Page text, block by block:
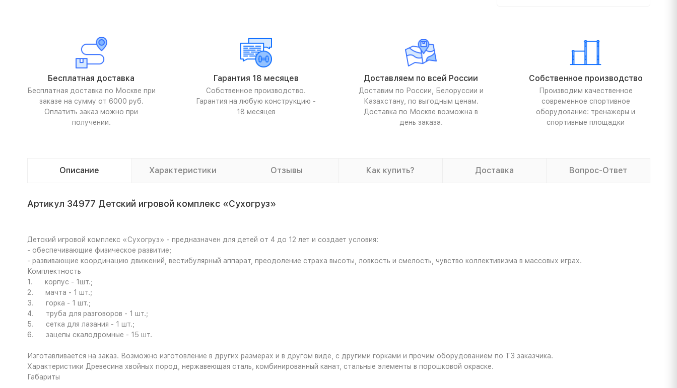
Бесплатная доставка
Бесплатная доставка по Москве при
заказе на сумму от 6000 руб.
Оплатить заказ можно при
получении.
Гарантия 18 месяцев
Собственное производство.
Гарантия на любую конструкцию -
18 месяцев
Доставляем по всей России
Доставим по России, Белоруссии и
Казахстану, по выгодным ценам.
Доставка по Москве возможна в
день заказа.
Собственное производство
Производим качественное
современное спортивное
оборудование: тренажеры и
спортивные площадки
Описание Характеристики Отзывы Как купить? Доставка Вопрос-Ответ
Артикул 34977 Детский игровой комплекс «Сухогруз»
Детский игровой комплекс «Сухогруз» - предназначен для детей от 4 до 12 лет и создает условия:
- обеспечивающие физическое развитие;
- развивающие координацию движений, вестибулярный аппарат, преодоление страха высоты, ловкость и смелость, чувство коллективизма в массовых играх.
Комплектность
1. корпус - 1шт.;
2. мачта - 1 шт.;
3. горка - 1 шт.;
4. труба для разговоров - 1 шт.;
5. сетка для лазания - 1 шт.;
6. зацепы скалодромные - 15 шт.
Изготавливается на заказ. Возможно изготовление в других размерах и в другом виде, с другими горками и прочим оборудованием по ТЗ заказчика.
Характеристики Древесина хвойных пород, нержавеющая сталь, комбинированный канат, стальные элементы в порошковой окраске.
Габариты